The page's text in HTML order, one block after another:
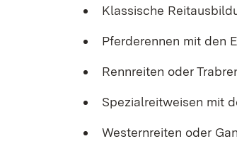
Klassische
Pferderennen mit den
Rennreiten oder
Spezialreitweisen mit
Westernreiten oder